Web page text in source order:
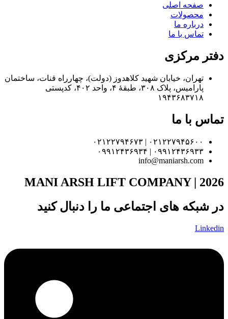
صفحه اصلی
محصولات
درباره ما
تماس با ما
دفتر مرکزی
تهران، خیابان شهید کلاهدوز (دولت)، چهارراه قنات، ساختمان
پارامیس، پلاک ۳۰۸، طبقهٔ ۴، واحد ۴۰۲، کدپستی
۱۹۴۳۶۸۳۷۱۸
تماس با ما
۰۲۱۲۲۷۹۴۵۶۰۰ | ۰۲۱۲۲۷۹۴۶۷۳
۰۹۹۱۲۴۳۶۹۳۳ | ۰۹۹۱۲۴۳۶۹۳۴
info@maniarsh.com
MANI ARSH LIFT COMPANY | 2026
در شبکه های اجتماعی ما را دنبال کنید
Linkedin